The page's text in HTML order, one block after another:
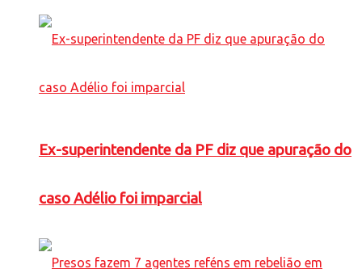
Ex-superintendente da PF diz que apuração do
caso Adélio foi imparcial